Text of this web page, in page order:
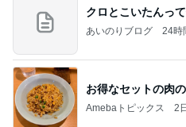
クロとこいたんっ
あいのりブログ 24時
お得なセットの肉
Amebaトピックス 2